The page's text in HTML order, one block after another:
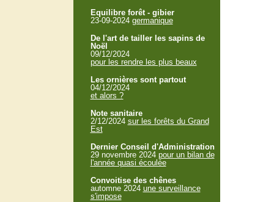
Equilibre forêt - gibier
23-09-2024 germanique
De l'art de tailler les sapins de
Noël
09/12/2024
pour les rendre les plus beaux
Les ornières sont partout
04/12/2024
et alors ?
Note sanitaire
2/12/2024 sur les forêts du Grand
Est
Dernier Conseil d'Administration
29 novembre 2024 pour un bilan de
l'année quasi écoulée
Convoitise des chênes
automne 2024 une surveillance
s'impose